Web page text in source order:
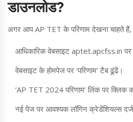
डाउनलोड?
अगर आप AP TET के परिणाम देखना चाहते
आधिकारिक वेबसाइट aptet.apcfss.in पर
वेबसाइट के होमपेज पर ‘परिणाम’ टैब ढूंढें।
‘AP TET 2024 परिणाम’ लिंक पर क्लिक
नई पेज पर आवश्यक लॉगिन क्रेडेंशियल्स